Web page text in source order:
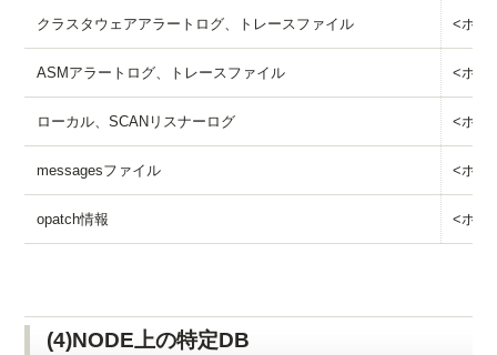
クラスタウェアアラートログ、トレースファイル <ホス
ASMアラートログ、トレースファイル <ホス
ローカル、SCANリスナーログ <ホス
messagesファイル <ホス
opatch情報 <ホス
(4)NODE上の特定DB